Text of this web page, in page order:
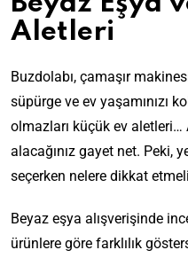
Aletleri
Buzdolabı, çamaşır
süpürge ve ev yaşamınızı
olmazları küçük ev aletleri…
alacağınız gayet net. Peki,
seçerken nelere dikkat
Beyaz eşya alışverişinde
ürünlere göre farklılık